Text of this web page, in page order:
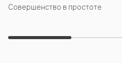
Совершенство в простоте